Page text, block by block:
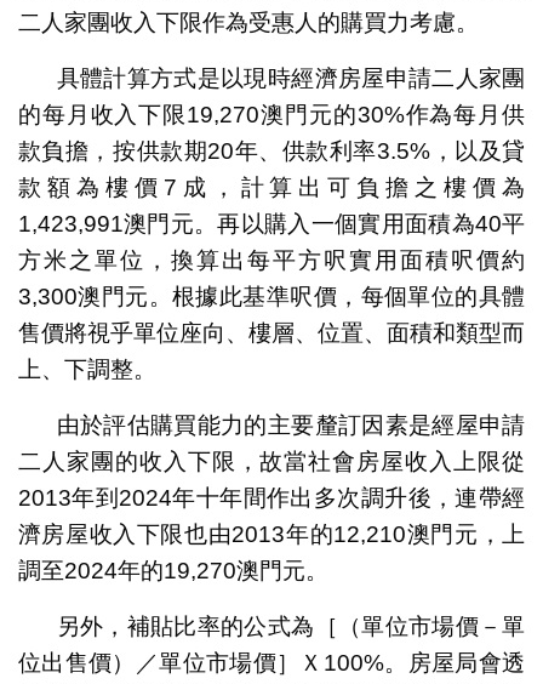
二人家團收入下限作為受惠人的購買力考慮。
具體計算方式是以現時經濟房屋申請二人家團
的每月收入下限19,270澳門元的30%作為每月供
款負擔，按供款期20年、供款利率3.5%，以及貸
款額為樓價7成，計算出可負擔之樓價為
1,423,991澳門元。再以購入一個實用面積為40平
方米之單位，換算出每平方呎實用面積呎價約
3,300澳門元。根據此基準呎價，每個單位的具體
售價將視乎單位座向、樓層、位置、面積和類型而
上、下調整。
由於評估購買能力的主要釐訂因素是經屋申請
二人家團的收入下限，故當社會房屋收入上限從
2013年到2024年十年間作出多次調升後，連帶經
濟房屋收入下限也由2013年的12,210澳門元，上
調至2024年的19,270澳門元。
另外，補貼比率的公式為［（單位市場價－單
位出售價）／單位市場價］Ｘ100%。房屋局會透